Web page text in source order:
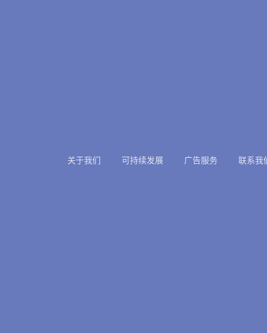
关于我们 可持续发展 广告服务 联系我